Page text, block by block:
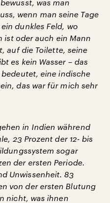
was man
wenn man seine Tage
dunkles Feld, wo
ist oder auch ein Mann
auf die Toilette, seine
es kein Wasser – das
eine indische
das war für mich sehr
in Indien während
23 Prozent der 12- bis
sogar
der ersten Periode.
Unwissenheit. 83
von der ersten Blutung
nicht, was ihnen